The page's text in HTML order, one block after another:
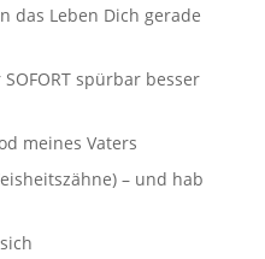
das Leben Dich gerade
spürbar besser
meines Vaters
– und hab